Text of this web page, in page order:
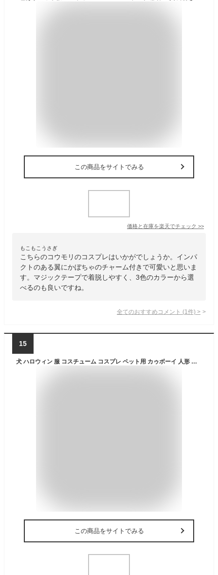
この商品をサイトでみる
価格と在庫を楽天でチェック >>
もこもこうさぎ
こちらのコウモリのコスプレはいかがでしょうか。インパ
クトのある翼にかぼちゃのチャーム付きで可愛いと思いま
す。マジックテープで着脱しやすく、3色のカラーから選
べるのも良いですね。
全てのおすすめコメント (1 件) >
15
犬 ハロウィン 服 コスチューム コスプレ ペット用 カゥボーイ 人形 おもしろグッズ 変装 フレンチブルドッグ コーギー 小型犬 中型犬 大型犬 KM560G
この商品をサイトでみる